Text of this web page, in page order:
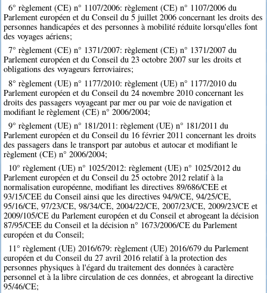
6° règlement (CE) n° 1107/2006: règlement (CE) n° 1107/2006 du
Parlement européen et du Conseil du 5 juillet 2006 concernant les droits des
personnes handicapées et des personnes à mobilité réduite lorsqu'elles font
des voyages aériens;
7° règlement (CE) n° 1371/2007: règlement (CE) n° 1371/2007 du
Parlement européen et du Conseil du 23 octobre 2007 sur les droits et
obligations des voyageurs ferroviaires;
8° règlement (UE) n° 1177/2010: règlement (UE) n° 1177/2010 du
Parlement européen et du Conseil du 24 novembre 2010 concernant les
droits des passagers voyageant par mer ou par voie de navigation et
modifiant le règlement (CE) n° 2006/2004;
9° règlement (UE) n° 181/2011: règlement (UE) n° 181/2011 du
Parlement européen et du Conseil du 16 février 2011 concernant les droits
des passagers dans le transport par autobus et autocar et modifiant le
règlement (CE) n° 2006/2004;
10° règlement (UE) n° 1025/2012: règlement (UE) n° 1025/2012 du
Parlement européen et du Conseil du 25 octobre 2012 relatif à la
normalisation européenne, modifiant les directives 89/686/CEE et
93/15/CEE du Conseil ainsi que les directives 94/9/CE, 94/25/CE,
95/16/CE, 97/23/CE, 98/34/CE, 2004/22/CE, 2007/23/CE, 2009/23/CE et
2009/105/CE du Parlement européen et du Conseil et abrogeant la décision
87/95/CEE du Conseil et la décision n° 1673/2006/CE du Parlement
européen et du Conseil;
11° règlement (UE) 2016/679: règlement (UE) 2016/679 du Parlement
européen et du Conseil du 27 avril 2016 relatif à la protection des
personnes physiques à l'égard du traitement des données à caractère
personnel et à la libre circulation de ces données, et abrogeant la directive
95/46/CE;